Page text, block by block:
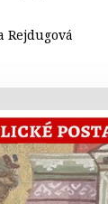
Rejdugová